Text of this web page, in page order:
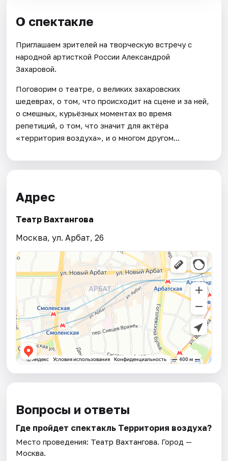
О спектакле
Приглашаем зрителей на творческую встречу с
народной артисткой России Александрой
Захаровой.
Поговорим о театре, о великих захаровских
шедеврах, о том, что происходит на сцене и за ней,
о смешных, курьёзных моментах во время
репетиций, о том, что значит для актёра
«территория воздуха», и о многом другом...
Адрес
Театр Вахтангова
Москва, ул. Арбат, 26
Вопросы и ответы
Где пройдет спектакль Территория воздуха?
Место проведения: Театр Вахтангова. Город —
Москва.